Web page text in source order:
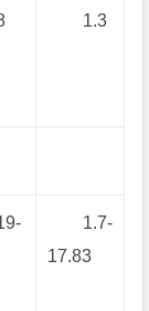
1.3
1.7-
17.83